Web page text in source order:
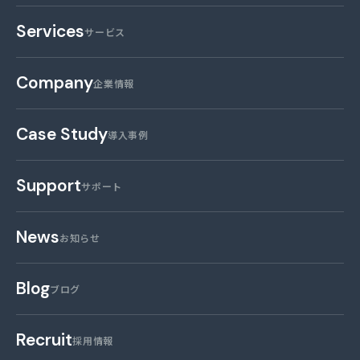
Servicesサービス
Company企業情報
Case Study導入事例
Supportサポート
Newsお知らせ
Blogブログ
Recruit採用情報